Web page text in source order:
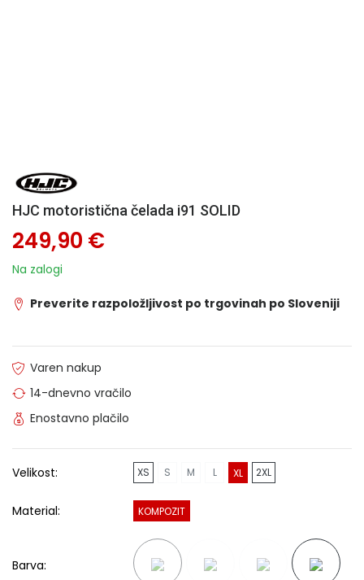
HJC motoristična čelada i91 SOLID
249,90 €
Na zalogi
Preverite razpoložljivost po trgovinah po Sloveniji
Varen nakup
14-dnevno vračilo
Enostavno plačilo
Velikost: XS S M L XL 2XL
Material: KOMPOZIT
Barva: